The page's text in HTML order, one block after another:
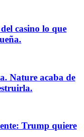
casino lo que
Nature acaba de
Trump quiere